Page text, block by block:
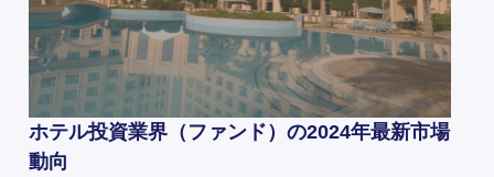
ホテル投資業界（ファンド）の2024年最新市場
動向